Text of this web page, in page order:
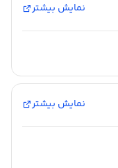
نمایش بیشتر
نمایش بیشتر